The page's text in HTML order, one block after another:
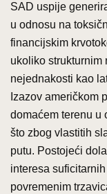
SAD uspije
u odnosu na
financijskim
ukoliko strukturnim
nejednakosti kao
Izazov američkom
domaćem terenu u
što zbog vlastitih
putu. Postojeći
interesa
povremenim